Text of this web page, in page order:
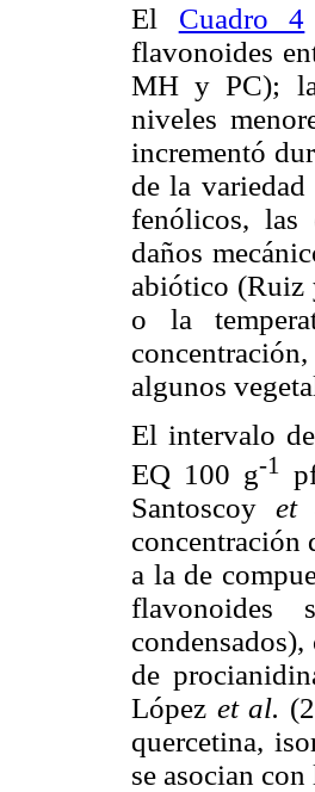
El Cuadro 4
flavonoides
MH y PC);
niveles
incrementó
de la
fenólicos, las
daños
abiótico (Ruiz
o la
algunos
El intervalo
EQ 100 g-1
Santoscoy et
concentración
a la de
flavonoides
de
López et al.
quercetina,
se asocian